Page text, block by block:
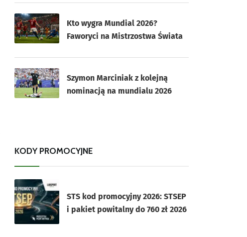
Kto wygra Mundial 2026?
Faworyci na Mistrzostwa Świata
Szymon Marciniak z kolejną
nominacją na mundialu 2026
KODY PROMOCYJNE
STS kod promocyjny 2026: STSEP
i pakiet powitalny do 760 zł 2026